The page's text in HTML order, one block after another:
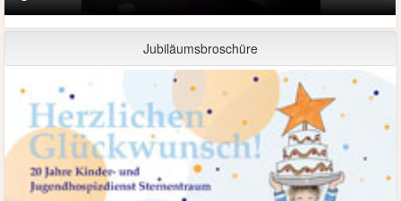
Jubiläumsbroschüre